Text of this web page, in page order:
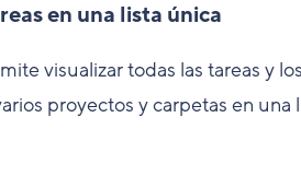
en una lista única
visualizar todas las tareas y
proyectos y carpetas en una